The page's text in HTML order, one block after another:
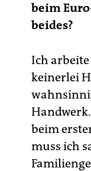
beim
beides?
Ich
keinerlei
beim
muss ich